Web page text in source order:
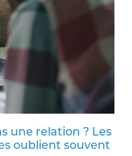
une relation ? Les
oublient souvent